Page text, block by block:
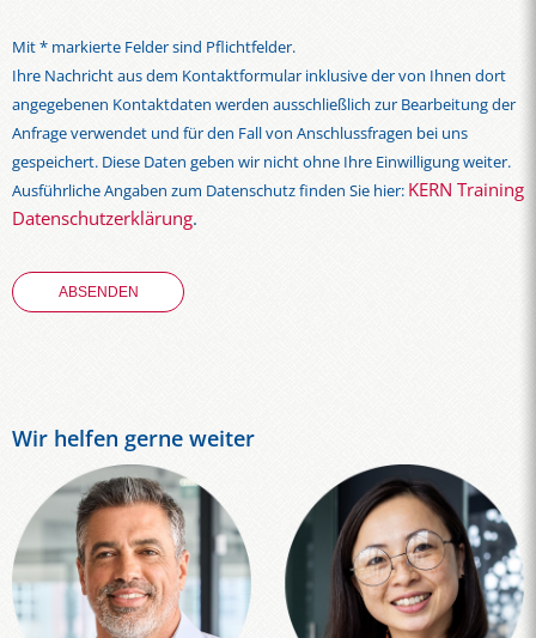
Mit * markierte Felder sind Pflichtfelder.
Ihre Nachricht aus dem Kontaktformular inklusive der von Ihnen dort
angegebenen Kontaktdaten werden ausschließlich zur Bearbeitung der
Anfrage verwendet und für den Fall von Anschlussfragen bei uns
gespeichert. Diese Daten geben wir nicht ohne Ihre Einwilligung weiter.
Ausführliche Angaben zum Datenschutz finden Sie hier: KERN Training
Datenschutzerklärung.
Wir helfen gerne weiter